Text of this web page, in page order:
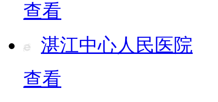
查看
湛江中心人民医院
查看